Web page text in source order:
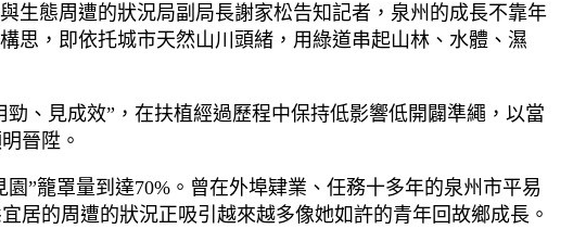
生態周遭的狀況局副局長謝家松告知記者，泉州的成長不靠年
思，即依托城市天然山川頭緒，用綠道串起山林、水體、濕
、見成效”，在扶植經過歷程中保持低影響低開闢準繩，以當
晉陞。
”籠罩量到達70%。曾在外埠肄業、任務十多年的泉州市平易
居的周遭的狀況正吸引越來越多像她如許的青年回故鄉成長。